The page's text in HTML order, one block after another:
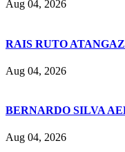
Aug 04, 2026
RAIS RUTO
Aug 04, 2026
BERNARDO SILVA
Aug 04, 2026